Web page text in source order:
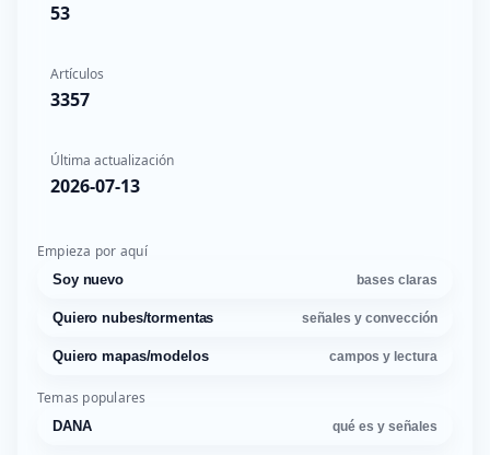
53
Artículos
3357
Última actualización
2026-07-13
Empieza por aquí
Soy nuevo bases claras
Quiero nubes/tormentas señales y convección
Quiero mapas/modelos campos y lectura
Temas populares
DANA qué es y señales